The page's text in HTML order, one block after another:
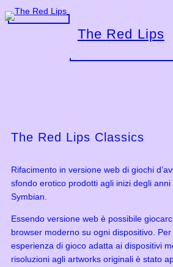
Vai
al
The Red Lips
The Red Lips Classics
Rifacimento in versione web di giochi
sfondo erotico prodotti agli inizi degli
Symbian.
Essendo versione web è possibile
browser moderno su ogni dispositivo.
esperienza di gioco adatta ai dispositivi
risoluzioni agli artworks originali è stato